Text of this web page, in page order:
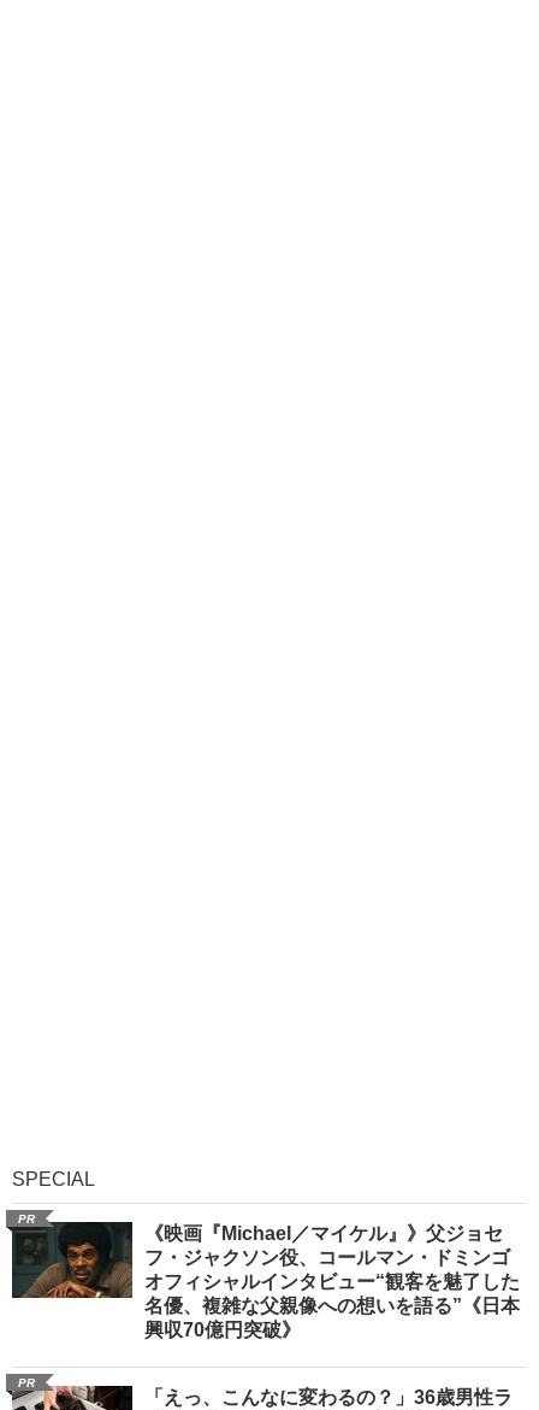
SPECIAL
PR
《映画『Michael／マイケル』》父ジョセ
フ・ジャクソン役、コールマン・ドミンゴ
オフィシャルインタビュー“観客を魅了した
名優、複雑な父親像への想いを語る”《日本
興収70億円突破》
PR
「えっ、こんなに変わるの？」36歳男性ラ